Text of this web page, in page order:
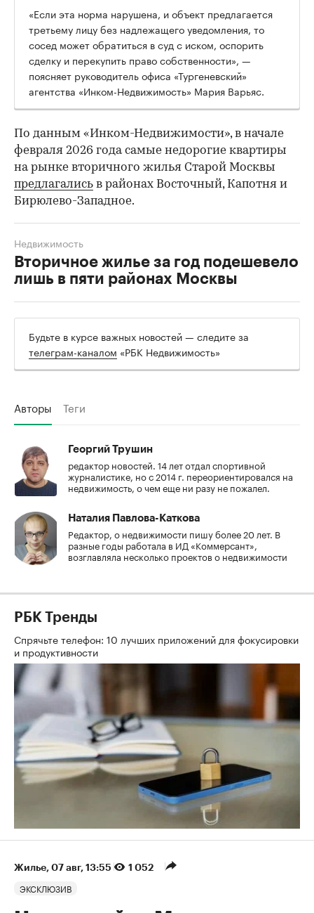
«Если эта норма нарушена, и объект предлагается
третьему лицу без надлежащего уведомления, то
сосед может обратиться в суд с иском, оспорить
сделку и перекупить право собственности», —
поясняет руководитель офиса «Тургеневский»
агентства «Инком-Недвижимость» Мария Варьяс.
По данным «Инком-Недвижимости», в начале
февраля 2026 года самые недорогие квартиры
на рынке вторичного жилья Старой Москвы
предлагались в районах Восточный, Капотня и
Бирюлево-Западное.
Вторичное жилье за год подешевело
лишь в пяти районах Москвы
Недвижимость
Будьте в курсе важных новостей — следите за
телеграм-каналом «РБК Недвижимость»
Авторы Теги
Георгий Трушин
редактор новостей. 14 лет отдал спортивной
журналистике, но с 2014 г. переориентировался на
недвижимость, о чем еще ни разу не пожалел.
Наталия Павлова-Каткова
Редактор, о недвижимости пишу более 20 лет. В
разные годы работала в ИД «Коммерсант»,
возглавляла несколько проектов о недвижимости
РБК Тренды
Спрячьте телефон: 10 лучших приложений для фокусировки
и продуктивности
Жилье 07 авг, 13:55 1 052
ЭКСКЛЮЗИВ